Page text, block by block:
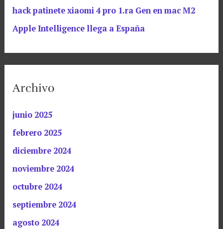
hack patinete xiaomi 4 pro 1.ra Gen en mac M2
Apple Intelligence llega a España
Archivo
junio 2025
febrero 2025
diciembre 2024
noviembre 2024
octubre 2024
septiembre 2024
agosto 2024